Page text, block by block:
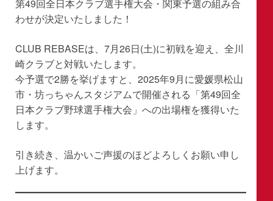
第49回全日本クラブ選手権大会・関東予選の組み合
わせが決定いたしました！
CLUB REBASEは、7月26日(土)に初戦を迎え、全川
崎クラブと対戦いたします。
今予選で2勝を挙げますと、2025年9月に愛媛県松山
市・坊っちゃんスタジアムで開催される「第49回全
日本クラブ野球選手権大会」への出場権を獲得いた
します。
引き続き、温かいご声援のほどよろしくお願い申し
上げます。